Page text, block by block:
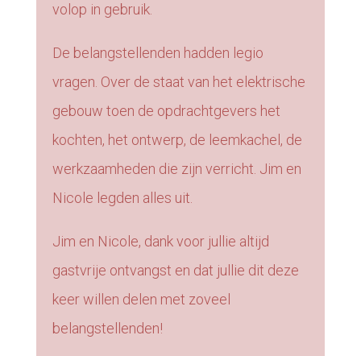
volop in gebruik.
De belangstellenden hadden legio
vragen. Over de staat van het elektrische
gebouw toen de opdrachtgevers het
kochten, het ontwerp, de leemkachel, de
werkzaamheden die zijn verricht. Jim en
Nicole legden alles uit.
Jim en Nicole, dank voor jullie altijd
gastvrije ontvangst en dat jullie dit deze
keer willen delen met zoveel
belangstellenden!